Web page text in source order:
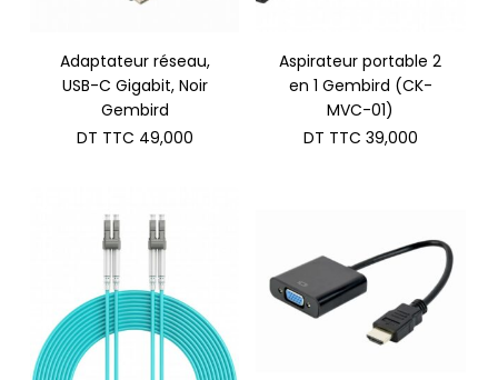
Adaptateur réseau,
USB-C Gigabit, Noir
Gembird
DT TTC 49,000
Aspirateur portable 2
en 1 Gembird (CK-
MVC-01)
DT TTC 39,000